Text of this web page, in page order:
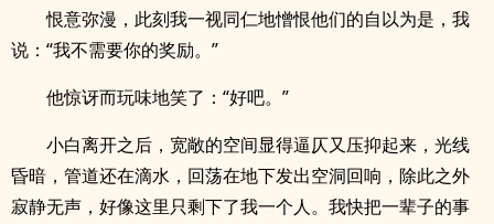
恨意弥漫，此刻我一视同仁地憎恨他们的自以为是，我
说：“我不需要你的奖励。”
他惊讶而玩味地笑了：“好吧。”
小白离开之后，宽敞的空间显得逼仄又压抑起来，光线
昏暗，管道还在滴水，回荡在地下发出空洞回响，除此之外
寂静无声，好像这里只剩下了我一个人。我快把一辈子的事